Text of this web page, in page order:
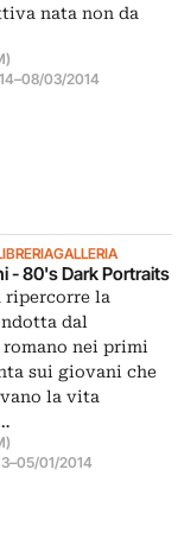
nata non da
–08/03/2014
- 80's Dark Portraits
ripercorre la
dal
nei primi
sui giovani che
la vita
–05/01/2014